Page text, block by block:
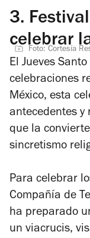
3.
celebrar
Foto: Cortesía
El Jueves
celebraciones
México, esta
antecedentes y
que la
sincretismo
Para celebrar
Compañía de
ha preparado
un viacrucis,